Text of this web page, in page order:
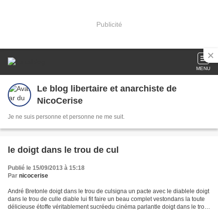
Publicité
MENU
Le blog libertaire et anarchiste de
NicoCerise
Je ne suis personne et personne ne me suit.
le doigt dans le trou de cul
Publié le 15/09/2013 à 15:18
Par nicocerise
André Bretonle doigt dans le trou de culsigna un pacte avec le diablele doigt
dans le trou de culle diable lui fit faire un beau complet vestondans la toute
délicieuse étoffe véritablement sucréedu cinéma parlantle doigt dans le trou